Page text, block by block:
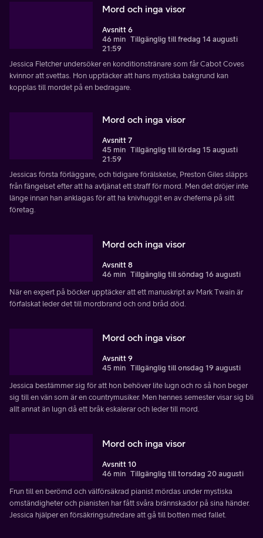
Mord och inga visor
Avsnitt 6
46 min Tillgänglig till fredag 14 augusti
21:59
Jessica Fletcher undersöker en konditionstränare som får Cabot Coves
kvinnor att svettas. Hon upptäcker att hans mystiska bakgrund kan
kopplas till mordet på en bedragare.
Mord och inga visor
Avsnitt 7
45 min Tillgänglig till lördag 15 augusti
21:59
Jessicas första förläggare, och tidigare förälskelse, Preston Giles släpps
från fängelset efter att ha avtjänat ett straff för mord. Men det dröjer inte
länge innan han anklagas för att ha knivhuggit en av cheferna på sitt
företag.
Mord och inga visor
Avsnitt 8
46 min Tillgänglig till söndag 16 augusti
När en expert på böcker upptäcker att ett manuskript av Mark Twain är
förfalskat leder det till mordbrand och ond bråd död.
Mord och inga visor
Avsnitt 9
45 min Tillgänglig till onsdag 19 augusti
Jessica bestämmer sig för att hon behöver lite lugn och ro så hon beger
sig till en vän som är en countrymusiker. Men hennes semester visar sig bli
allt annat än lugn då ett bråk eskalerar och leder till mord.
Mord och inga visor
Avsnitt 10
46 min Tillgänglig till torsdag 20 augusti
Frun till en berömd och välförsäkrad pianist mördas under mystiska
omständigheter och pianisten har fått svåra brännskador på sina händer.
Jessica hjälper en försäkringsutredare att gå till botten med fallet.